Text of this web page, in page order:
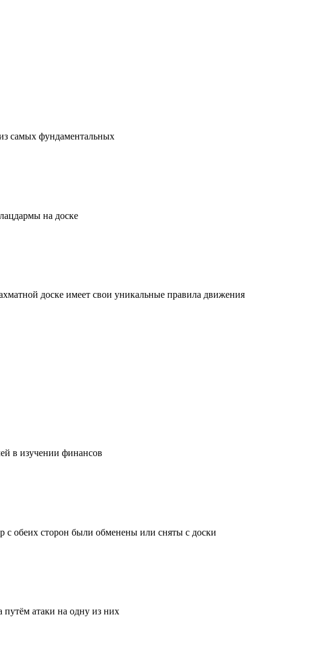
самых фундаментальных
на доске
доске имеет свои уникальные правила движения
в изучении финансов
с обеих сторон были обменены или сняты с доски
атаки на одну из них